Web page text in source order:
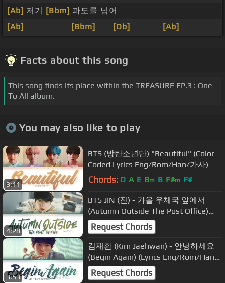
[Ab] 저기 [Bbm] 파도를 넘어
[Ab]
[Bbm] [Db] [Ab]
Facts about this song
This song finds its place within the TREASURE EP.3 : One
To All album.
You may also like to play
3:11
BTS (방탄소년단) "Beautiful" (Color
Coded Lyrics Eng/Rom/Han/가사)
Chords: D A E Bm B F#m F#
4:28
BTS JIN (진) - 가을 우체국 앞에서
(Autumn Outside The Post Office)
(Lyrics Eng/Rom/Han/가사)
Request Chords
3:53
김재환 (Kim Jaehwan) - 안녕하세요
(Begin Again) (Lyrics Eng/Rom/Han/
가사)
Request Chords